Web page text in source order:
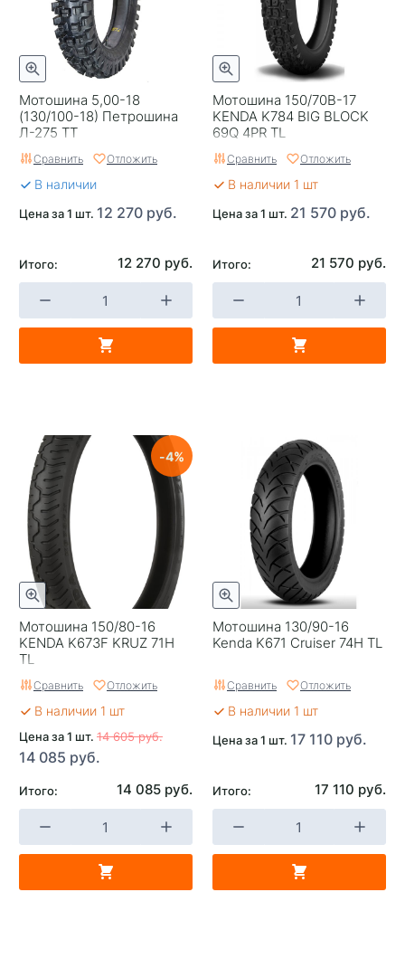
С камерой
С камерой
Рекомендация к
установке
На заднее колесо
Страна изготовителя
Россия
Вес, кг.
7,5
Мотошина 5,00-18
(130/100-18) Петрошина
Л-275 TT
Сравнить Отложить
В наличии
Цена за 1 шт. 12 270 руб.
Итого: 12 270 руб.
Мотошина 150/70B-17
KENDA K784 BIG BLOCK
69Q 4PR TL
Сравнить Отложить
В наличии 1 шт
Цена за 1 шт. 21 570 руб.
Итого: 21 570 руб.
Мотошина 150/80-16
KENDA K673F KRUZ 71H
TL
4
Сравнить Отложить
В наличии 1 шт
Цена за 1 шт. 14 605 руб.
14 085 руб.
Итого: 14 085 руб.
Мотошина 130/90-16
Kenda K671 Cruiser 74H TL
Сравнить Отложить
В наличии 1 шт
Цена за 1 шт. 17 110 руб.
Итого: 17 110 руб.